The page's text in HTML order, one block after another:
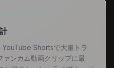
Shortsで大量トラ
ァンカム動画クリップに最